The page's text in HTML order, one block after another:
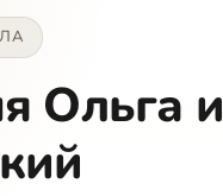
Ольга и